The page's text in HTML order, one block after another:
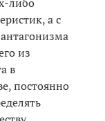
а с
из
в
постоянно